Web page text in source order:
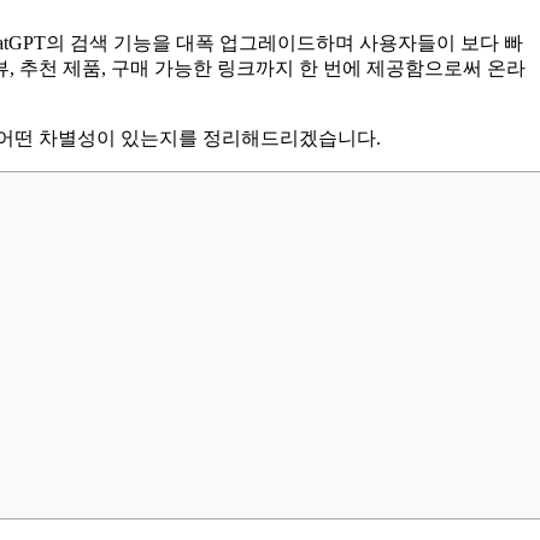
의 검색 기능을 대폭 업그레이드하며 사용자들이 보다 빠
추천 제품, 구매 가능한 링크까지 한 번에 제공함으로써 온라
떤 차별성이 있는지를 정리해드리겠습니다.